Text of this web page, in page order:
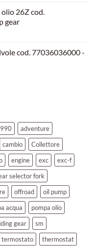
26Z cod.
gear
cod. 77036036000 -
990
adventure
cambio
Collettore
engine exc
exc-f
selector fork
offroad
oil pump
acqua
pompa olio
gear
sm
termostato
thermostat